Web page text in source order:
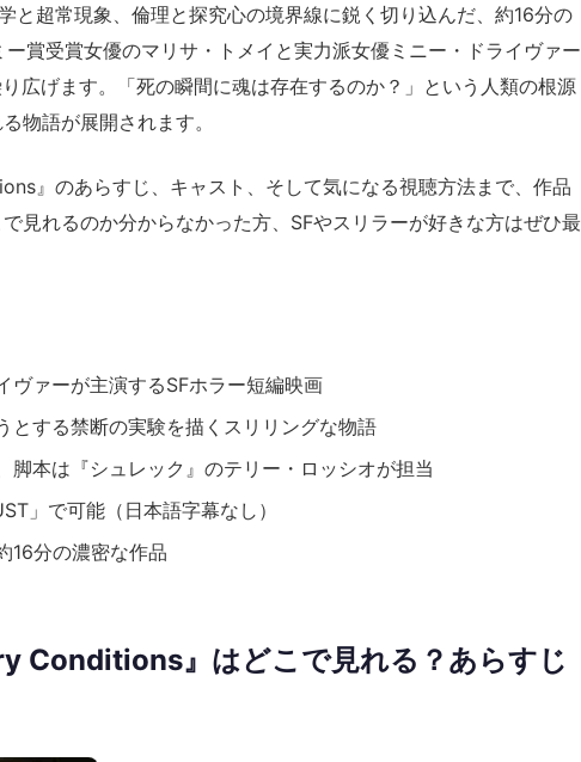
と超常現象、倫理と探究心の境界線に鋭く切り込んだ、約16分の
賞受賞女優のマリサ・トメイと実力派女優ミニー・ドライヴァー
広げます。「死の瞬間に魂は存在するのか？」という人類の根源
物語が展開されます。
』のあらすじ、キャスト、そして気になる視聴方法まで、作品
見れるのか分からなかった方、SFやスリラーが好きな方はぜひ最
ヴァーが主演するSFホラー短編映画
とする禁断の実験を描くスリリングな物語
脚本は『シュレック』のテリー・ロッシオが担当
」で可能（日本語字幕なし）
16分の濃密な作品
Conditions』はどこで見れる？あらすじ